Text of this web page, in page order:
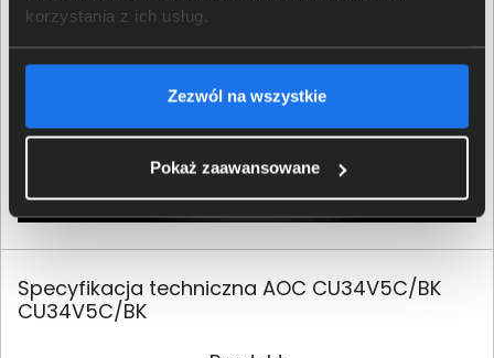
korzystania z ich usług.
Zezwól na wszystkie
Pokaż zaawansowane
Specyfikacja techniczna AOC CU34V5C/BK
CU34V5C/BK